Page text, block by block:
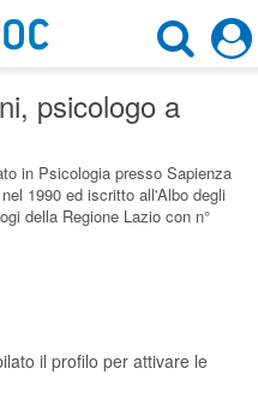
×
ricerca
×
, psicologo a
in Psicologia presso Sapienza
1990 ed iscritto all'Albo degli
della Regione Lazio con n°
il profilo per attivare le